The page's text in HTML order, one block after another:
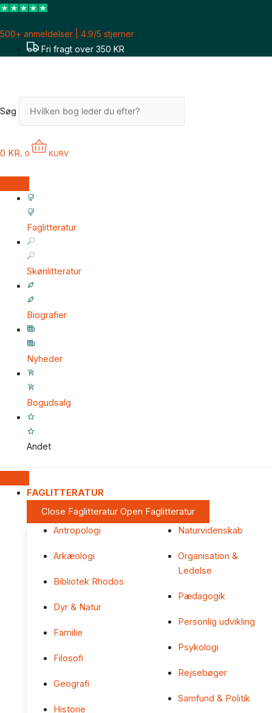
Gå
indholdet
500+ anmeldelser | 4.9/5 stjerner
Fri fragt over 350 KR
Søg
0 KR. 0 KURV
Faglitteratur
Skønlitteratur
Biografier
Nyheder
Bogudsalg
Andet
FAGLITTERATUR
Close Faglitteratur Open Faglitteratur
Antropologi
Arkæologi
Bibliotek Rhodos
Dyr & Natur
Familie
Filosofi
Geografi
Historie
Naturvidenskab
Organisation &
Ledelse
Pædagogik
Personlig udvikling
Psykologi
Rejsebøger
Samfund & Politik